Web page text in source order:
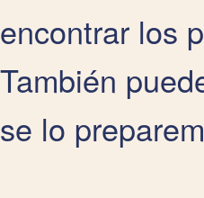
encontrar los
También
se lo